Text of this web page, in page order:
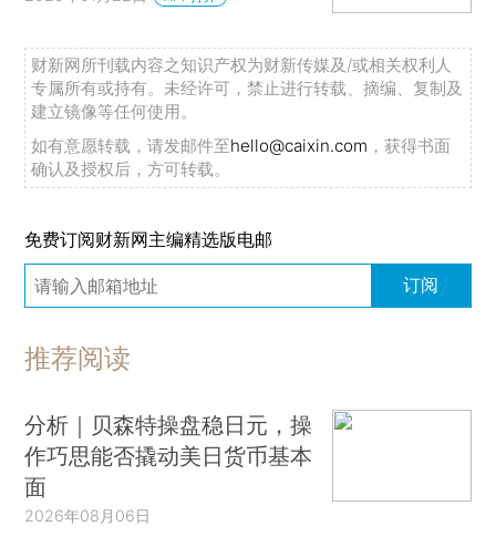
财新网所刊载内容之知识产权为财新传媒及/或相关权利人
专属所有或持有。未经许可，禁止进行转载、摘编、复制及
建立镜像等任何使用。
如有意愿转载，请发邮件至hello@caixin.com ，获得书面
确认及授权后，方可转载。
免费订阅财新网主编精选版电邮
订阅
推荐阅读
分析｜贝森特操盘稳日元，操
作巧思能否撬动美日货币基本
面
2026年08月06日